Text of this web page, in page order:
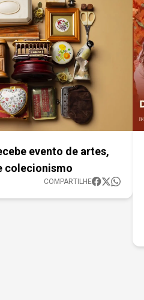
evento de artes,
colecionismo
COMPARTILHE